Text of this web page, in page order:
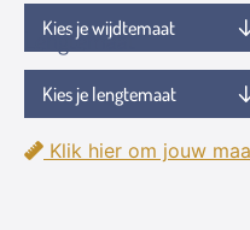
Lengtemaat
Klik hier om jouw